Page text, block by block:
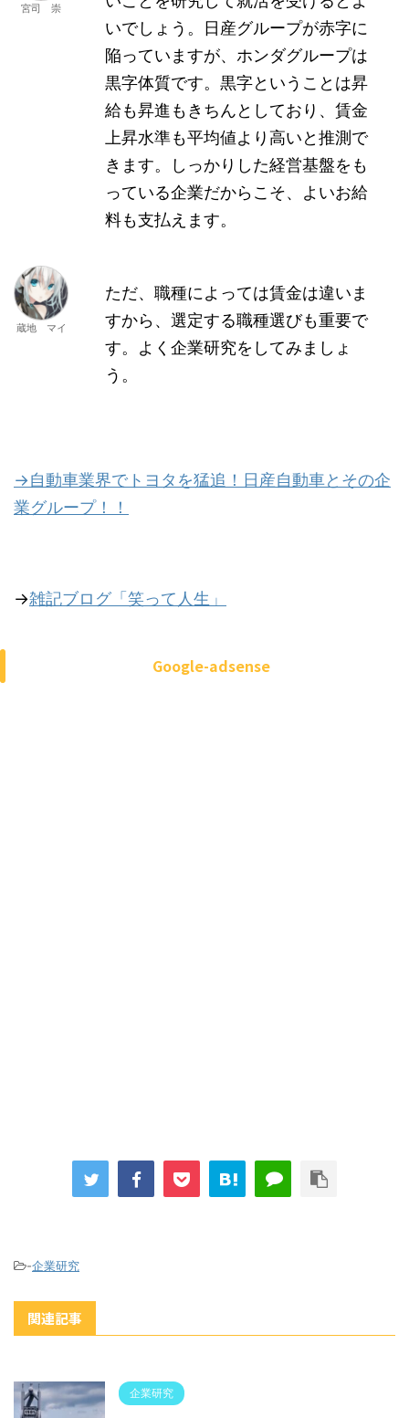
宮司 崇
いでしょう。日産グループが赤字に
陥っていますが、ホンダグループは
黒字体質です。黒字ということは昇
給も昇進もきちんとしており、賃金
上昇水準も平均値より高いと推測で
きます。しっかりした経営基盤をも
っている企業だからこそ、よいお給
料も支払えます。
蔵地 マイ
ただ、職種によっては賃金は違いま
すから、選定する職種選びも重要で
す。よく企業研究をしてみましょ
う。
→自動車業界でトヨタを猛追！日産自動車とその企
業グループ！！
→雑記ブログ「笑って人生」
Google-adsense
-企業研究
関連記事
企業研究